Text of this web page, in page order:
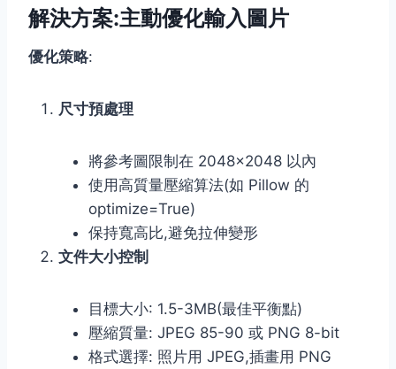
解決方案:主動優化輸入圖片
優化策略:
尺寸預處理
將參考圖限制在 2048×2048 以內
使用高質量壓縮算法(如 Pillow 的
optimize=True)
保持寬高比,避免拉伸變形
文件大小控制
目標大小: 1.5-3MB(最佳平衡點)
壓縮質量: JPEG 85-90 或 PNG 8-bit
格式選擇: 照片用 JPEG,插畫用 PNG